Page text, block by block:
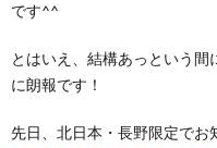
です^^
とはいえ、結構あっという
に朗報です！
先日、北日本・長野限定でお